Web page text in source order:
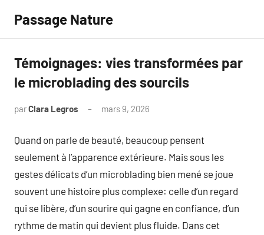
contenu
Passage Nature
Témoignages: vies transformées par
le microblading des sourcils
parClara Legros mars 9, 2026
Quand on parle de beauté, beaucoup pensent
seulement à l’apparence extérieure. Mais sous les
gestes délicats d’un microblading bien mené se joue
souvent une histoire plus complexe: celle d’un regard
qui se libère, d’un sourire qui gagne en confiance, d’un
rythme de matin qui devient plus fluide. Dans cet